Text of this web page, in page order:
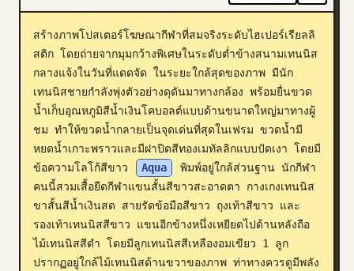
บล็อก
อัปเดต
สร้างภาพโปสเตอร์โฆษณากีฬาที่สมจริงระดับไฮเปอร์เรียลลิ
สติก โดยถ่ายจากมุมกว้างพิเศษในระดับต่ำข้างสนามเทนนิส
กลางแจ้งในวันที่แดดจัด ในระยะใกล้สุดของภาพ มีนัก
เทนนิสชายกำลังพุ่งตัวอย่างดุดันมาทางกล้อง พร้อมยื่นขวด
น้ำเก็บอุณหภูมิสีน้ำเงินโคบอลต์แบบด้านขนาดใหญ่มาทางผู้
ชม ทำให้ขวดน้ำกลายเป็นจุดเด่นที่สุดในเฟรม ขวดน้ำมี
หยดน้ำเกาะพราวและมีฝาปิดสีทองเมทัลลิกแบบปัดเงา โดยมี
ข้อความโลโก้สีขาว
Aqua
พิมพ์อยู่ใกล้ส่วนฐาน นักกีฬา
คนนี้สวมเสื้อยืดกีฬาแขนสั้นสีขาวสะอาดตา กางเกงเทนนิส
ขาสั้นสีน้ำเงินสด สายรัดข้อมือสีขาว ถุงเท้าสีขาว และ
รองเท้าเทนนิสสีขาว แขนอีกข้างหนึ่งเหยียดไปด้านหลังถือ
ไม้เทนนิสสีดำ โดยมีลูกเทนนิสสีเหลืองอมเขียว 1 ลูก
ปรากฏอยู่ใกล้ไม้เทนนิสด้านขวาของภาพ ท่าทางควรดูมีพลัง